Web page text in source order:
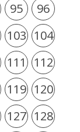
95
96
103 104
111 112
119 120
127 128